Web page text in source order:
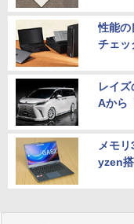
性能の
チェッ
レイ
Aから
メモ
yzen